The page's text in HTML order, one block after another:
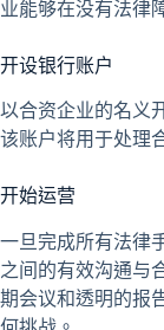
业能够在没有法律
开设银行账户
以合资企业的名义
该账户将用于处理
开始运营
一旦完成所有法律
之间的有效沟通与
期会议和透明的报